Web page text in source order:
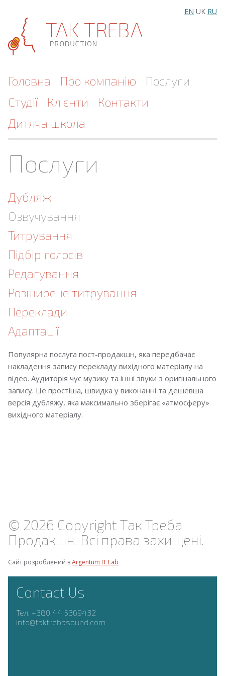
EN UK RU
Головна Про компанію
Послуги
Студії
Клієнти
Контакти
Дитяча школа
Послуги
Дубляж
Озвучування
Титрування
Підбір голосів
Редагування
Розширене титрування
Переклади
Адаптації
Популярна послуга пост-продакшн, яка передбачає
накладення запису перекладу вихідного матеріалу на
відео. Аудиторія чує музику та інші звуки з оригінального
запису. Це простіша, швидка у виконанні та дешевша
версія дубляжу, яка максимально зберігає «атмосферу»
вихідного матеріалу.
© 2026 Copyright Так Треба
Продакшн. Всі права захищені.
Сайт розроблений вArgentum IT Lab
Contact Us
Тел. +380 44 5369432
info@taktrebasound.com